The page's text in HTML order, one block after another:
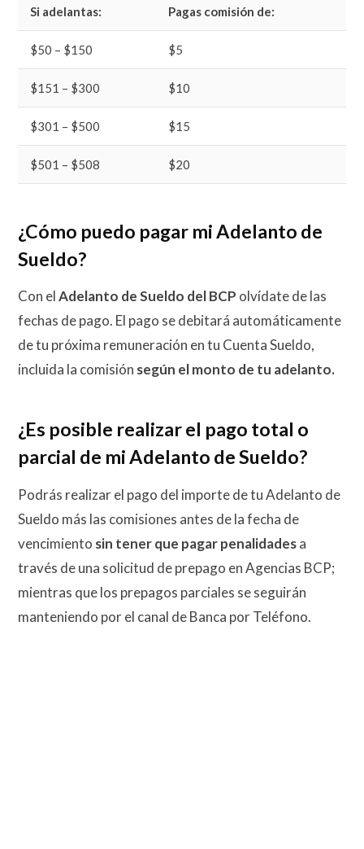
Si adelantas: Pagas comisión de:
$50 – $150 $5
$151 – $300 $10
$301 – $500 $15
$501 – $508 $20
¿Cómo puedo pagar mi Adelanto de
Sueldo?
Con elAdelanto de Sueldo del BCP olvídate de las
fechas de pago. El pago se debitará automáticamente
de tu próxima remuneración en tu Cuenta Sueldo,
incluida la comisión según el monto de tu adelanto.
¿Es posible realizar el pago total o
parcial de mi Adelanto de Sueldo?
Podrás realizar el pago del importe de tu Adelanto de
Sueldo más las comisiones antes de la fecha de
vencimiento sin tener que pagar penalidadesa
través de una solicitud de prepago en Agencias BCP;
mientras que los prepagos parciales se seguirán
manteniendo por el canal de Banca por Teléfono.